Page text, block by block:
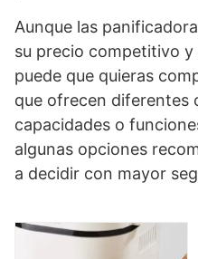
Aunque las
su precio competitivo
puede que quieras
que ofrecen diferentes
capacidades o
algunas opciones
a decidir con mayor